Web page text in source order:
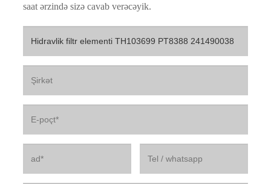
saat ərzində sizə cavab verəcəyik.